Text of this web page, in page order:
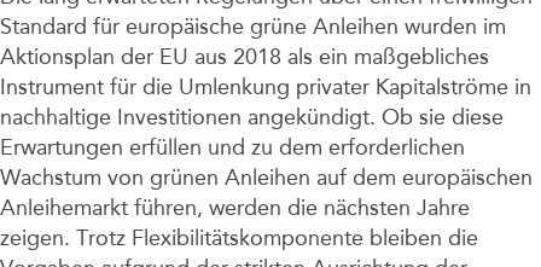
Standard für europäische grüne Anleihen wurden im
Aktionsplan der EU aus 2018 als ein maßgebliches
Instrument für die Umlenkung privater Kapitalströme in
nachhaltige Investitionen angekündigt. Ob sie diese
Erwartungen erfüllen und zu dem erforderlichen
Wachstum von grünen Anleihen auf dem europäischen
Anleihemarkt führen, werden die nächsten Jahre
zeigen. Trotz Flexibilitätskomponente bleiben die